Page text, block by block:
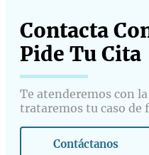
Contacta
Pide Tu Cita​
Te atenderemos con
trataremos tu caso de
Contáctanos